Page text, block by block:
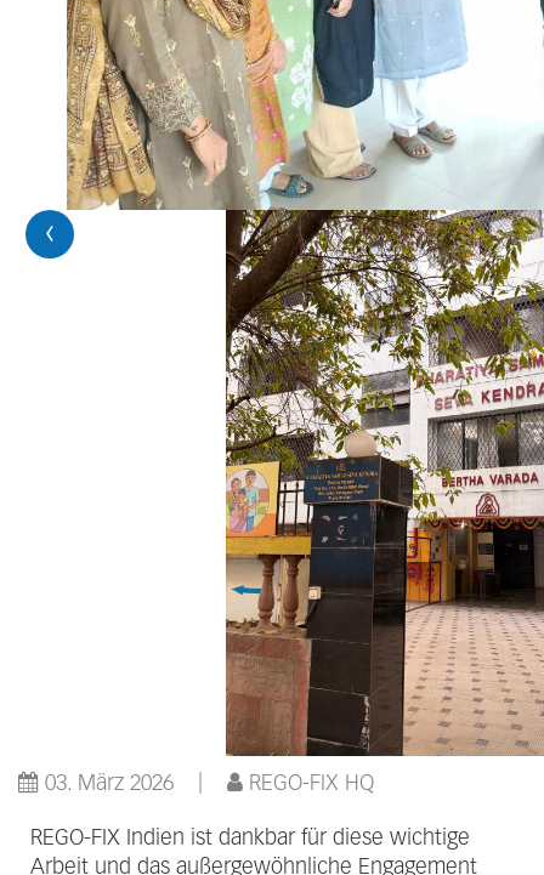
03. März 2026 REGO-FIX HQ
REGO-FIX Indien ist dankbar für diese wichtige
Arbeit und das außergewöhnliche Engagement